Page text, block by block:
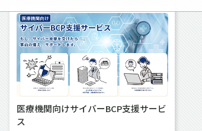
生
医療機関向けサイバーBCP支援サービ
ス